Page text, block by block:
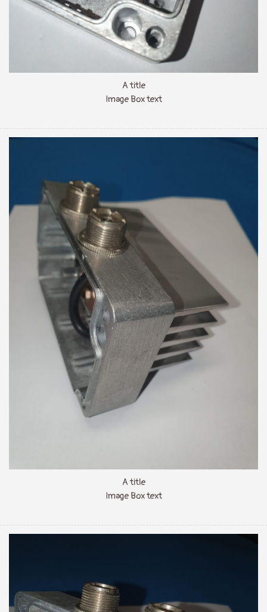
A title
Image Box text
A title
Image Box text